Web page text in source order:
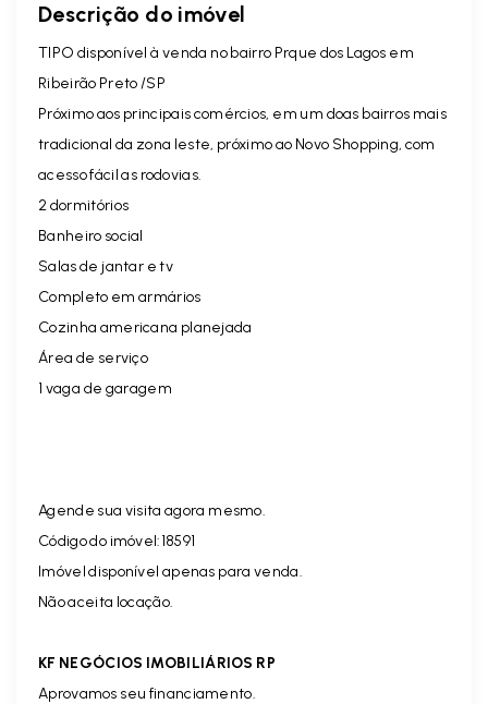
Descrição do imóvel
TIPO disponível à venda no bairro Prque dos Lagos em
Ribeirão Preto /SP
Próximo aos principais comércios, em um doas bairros mais
tradicional da zona leste, próximo ao Novo Shopping, com
acesso fácil as rodovias.
2 dormitórios
Banheiro social
Salas de jantar e tv
Completo em armários
Cozinha americana planejada
Área de serviço
1 vaga de garagem
Agende sua visita agora mesmo.
Código do imóvel:18591
Imóvel disponível apenas para venda.
Não aceita locação.
KF NEGÓCIOS IMOBILIÁRIOS RP
Aprovamos seu financiamento.